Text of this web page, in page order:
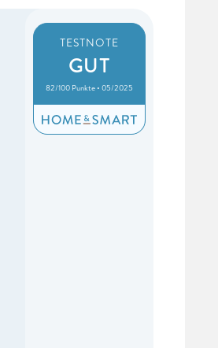
TESTNOTE
GUT
82/100 Punkte • 05/2025